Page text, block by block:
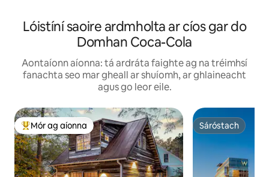
Lóistíní saoire ardmholta ar cíos gar do
Domhan Coca-Cola
Aontaíonn aíonna: tá ardráta faighte ag na tréimhsí
fanachta seo mar gheall ar shuíomh, ar ghlaineacht
agus go leor eile.
An-mhór ag aíonna
Mór ag aíonna Sáróstach
Sáróstach